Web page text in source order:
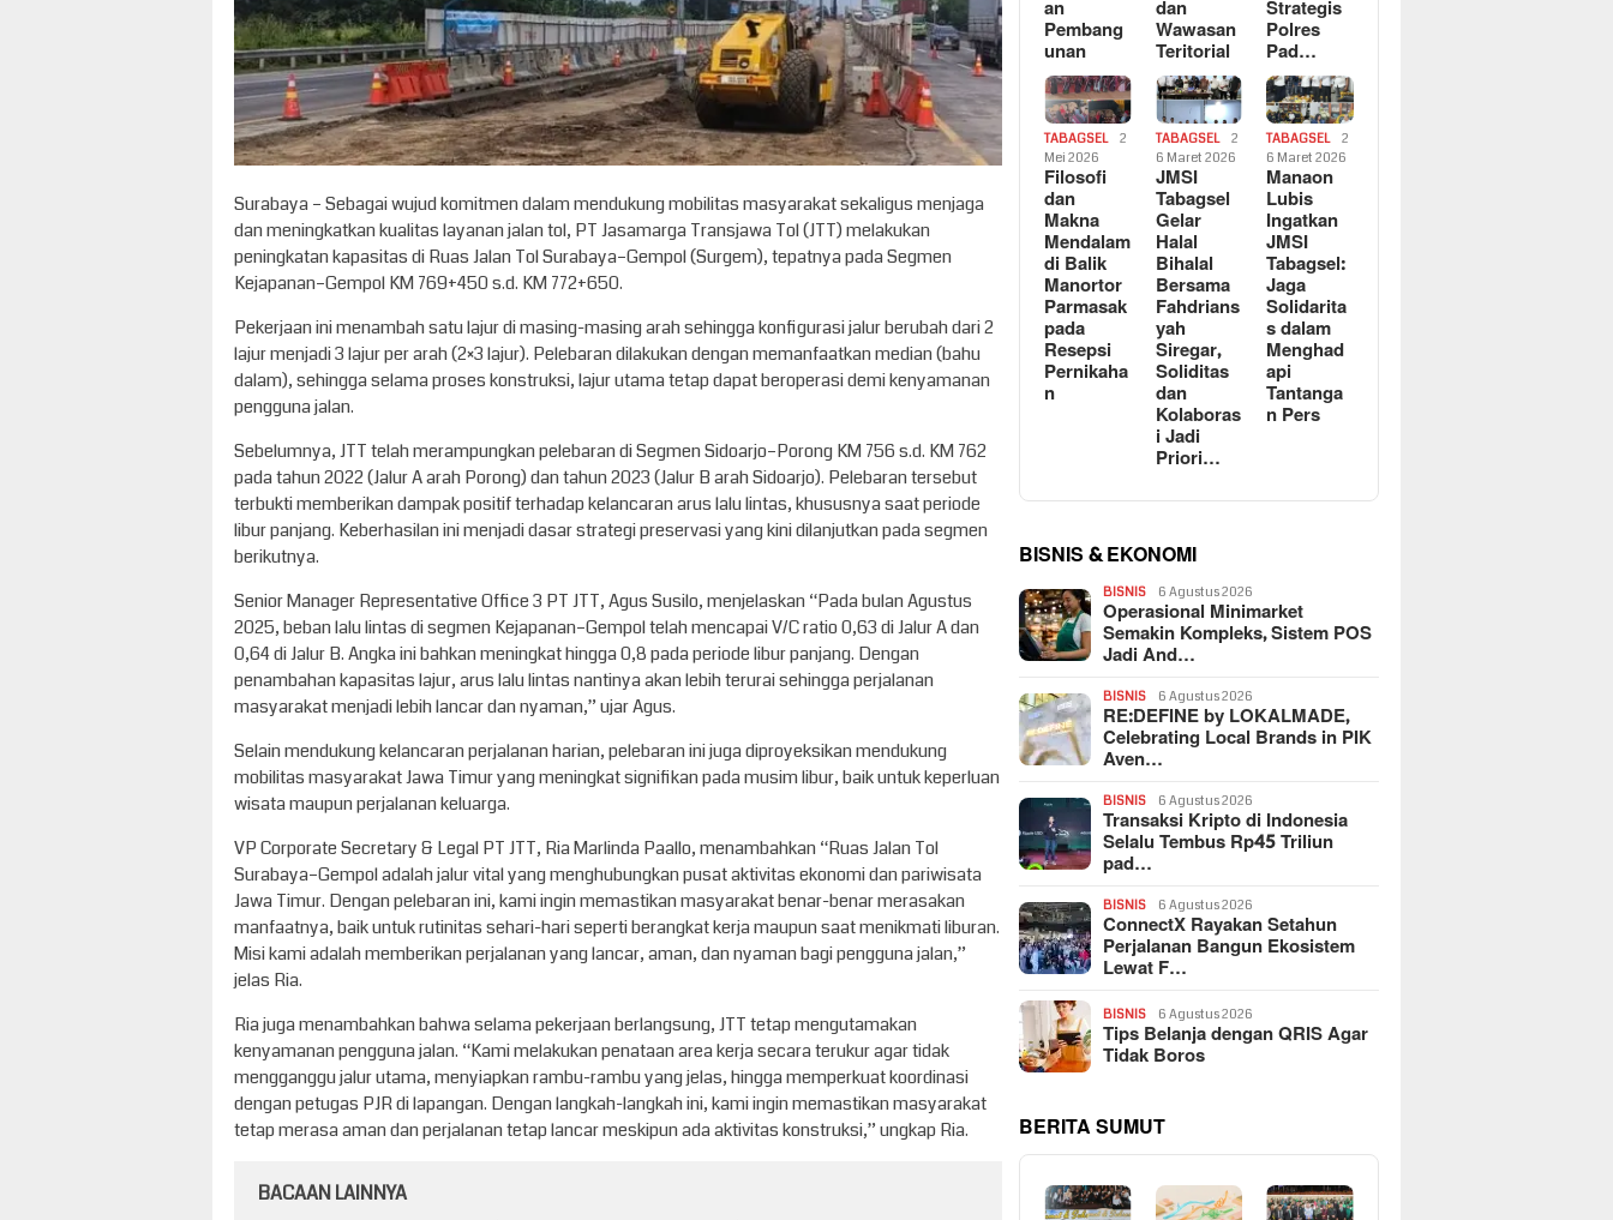
Surabaya – Sebagai wujud komitmen dalam mendukung mobilitas masyarakat sekaligus menjaga
dan meningkatkan kualitas layanan jalan tol, PT Jasamarga Transjawa Tol (JTT) melakukan
peningkatan kapasitas di Ruas Jalan Tol Surabaya–Gempol (Surgem), tepatnya pada Segmen
Kejapanan–Gempol KM 769+450 s.d. KM 772+650.
Pekerjaan ini menambah satu lajur di masing-masing arah sehingga konfigurasi jalur berubah dari 2
lajur menjadi 3 lajur per arah (2×3 lajur). Pelebaran dilakukan dengan memanfaatkan median (bahu
dalam), sehingga selama proses konstruksi, lajur utama tetap dapat beroperasi demi kenyamanan
pengguna jalan.
Sebelumnya, JTT telah merampungkan pelebaran di Segmen Sidoarjo–Porong KM 756 s.d. KM 762
pada tahun 2022 (Jalur A arah Porong) dan tahun 2023 (Jalur B arah Sidoarjo). Pelebaran tersebut
terbukti memberikan dampak positif terhadap kelancaran arus lalu lintas, khususnya saat periode
libur panjang. Keberhasilan ini menjadi dasar strategi preservasi yang kini dilanjutkan pada segmen
berikutnya.
Senior Manager Representative Office 3 PT JTT, Agus Susilo, menjelaskan “Pada bulan Agustus
2025, beban lalu lintas di segmen Kejapanan–Gempol telah mencapai V/C ratio 0,63 di Jalur A dan
0,64 di Jalur B. Angka ini bahkan meningkat hingga 0,8 pada periode libur panjang. Dengan
penambahan kapasitas lajur, arus lalu lintas nantinya akan lebih terurai sehingga perjalanan
masyarakat menjadi lebih lancar dan nyaman,” ujar Agus.
Selain mendukung kelancaran perjalanan harian, pelebaran ini juga diproyeksikan mendukung
mobilitas masyarakat Jawa Timur yang meningkat signifikan pada musim libur, baik untuk keperluan
wisata maupun perjalanan keluarga.
VP Corporate Secretary & Legal PT JTT, Ria Marlinda Paallo, menambahkan “Ruas Jalan Tol
Surabaya–Gempol adalah jalur vital yang menghubungkan pusat aktivitas ekonomi dan pariwisata
Jawa Timur. Dengan pelebaran ini, kami ingin memastikan masyarakat benar-benar merasakan
manfaatnya, baik untuk rutinitas sehari-hari seperti berangkat kerja maupun saat menikmati liburan.
Misi kami adalah memberikan perjalanan yang lancar, aman, dan nyaman bagi pengguna jalan,”
jelas Ria.
Ria juga menambahkan bahwa selama pekerjaan berlangsung, JTT tetap mengutamakan
kenyamanan pengguna jalan. “Kami melakukan penataan area kerja secara terukur agar tidak
mengganggu jalur utama, menyiapkan rambu-rambu yang jelas, hingga memperkuat koordinasi
dengan petugas PJR di lapangan. Dengan langkah-langkah ini, kami ingin memastikan masyarakat
tetap merasa aman dan perjalanan tetap lancar meskipun ada aktivitas konstruksi,” ungkap Ria.
BACAAN LAINNYA
an
Pembang
unan
dan
Wawasan
Teritorial
Strategis
Polres
Pad…
TABAGSEL
2
Mei 2026
Filosofi
dan
Makna
Mendalam
di Balik
Manortor
Parmasak
pada
Resepsi
Pernikaha
n
TABAGSEL
2
6 Maret 2026
JMSI
Tabagsel
Gelar
Halal
Bihalal
Bersama
Fahdrians
yah
Siregar,
Soliditas
dan
Kolaboras
i Jadi
Priori…
TABAGSEL
2
6 Maret 2026
Manaon
Lubis
Ingatkan
JMSI
Tabagsel:
Jaga
Solidarita
s dalam
Menghad
api
Tantanga
n Pers
BISNIS & EKONOMI
BISNIS 6 Agustus 2026
Operasional Minimarket
Semakin Kompleks, Sistem POS
Jadi And…
BISNIS 6 Agustus 2026
RE:DEFINE by LOKALMADE,
Celebrating Local Brands in PIK
Aven…
BISNIS 6 Agustus 2026
Transaksi Kripto di Indonesia
Selalu Tembus Rp45 Triliun
pad…
BISNIS 6 Agustus 2026
ConnectX Rayakan Setahun
Perjalanan Bangun Ekosistem
Lewat F…
BISNIS 6 Agustus 2026
Tips Belanja dengan QRIS Agar
Tidak Boros
BERITA SUMUT